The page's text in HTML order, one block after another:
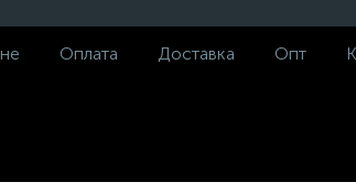
Оплата Доставка Опт